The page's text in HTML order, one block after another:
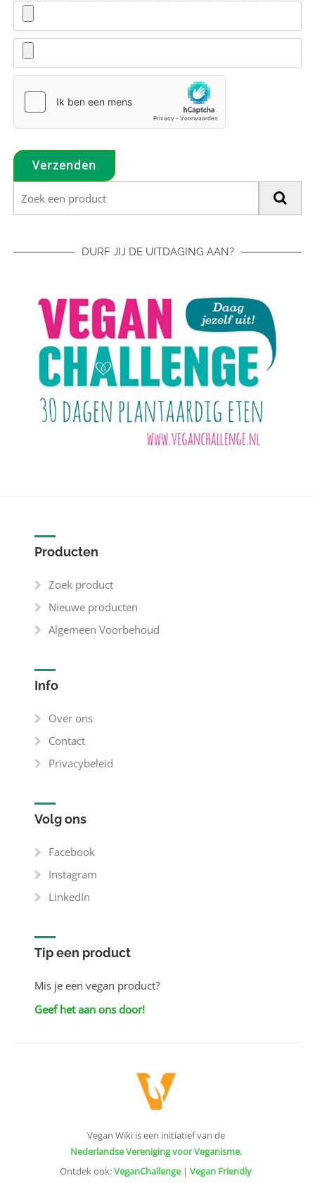
DURF JIJ DE UITDAGING AAN?
Producten
Zoek product
Nieuwe producten
Algemeen Voorbehoud
Info
Over ons
Contact
Privacybeleid
Volg ons
Facebook
Instagram
LinkedIn
Tip een product
Mis je een vegan product?
Geef het aan ons door!
Vegan Wiki is een initiatief van de
Nederlandse Vereniging voor Veganisme.
Ontdek ook:VeganChallenge| Vegan Friendly